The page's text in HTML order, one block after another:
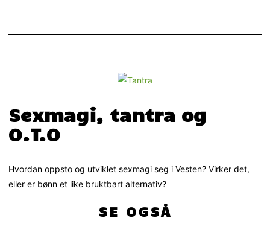
Sexmagi, tantra og
O.T.O
Hvordan oppsto og utviklet sexmagi seg i Vesten? Virker det,
eller er bønn et like bruktbart alternativ?
SE OGSÅ